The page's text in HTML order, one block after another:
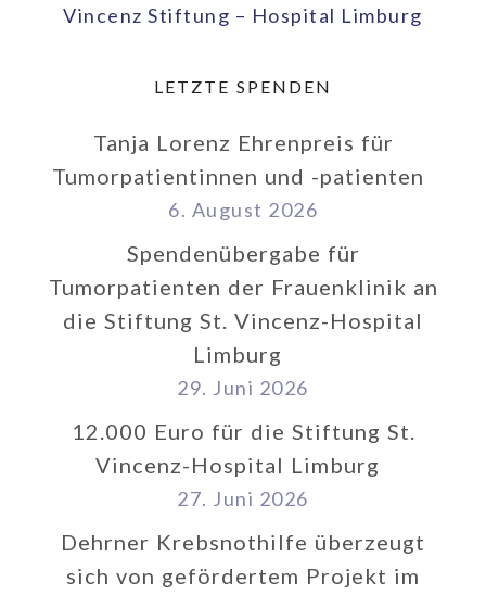
Vincenz Stiftung – Hospital Limburg
LETZTE SPENDEN
Tanja Lorenz Ehrenpreis für
Tumorpatientinnen und -patienten
6. August 2026
Spendenübergabe für
Tumorpatienten der Frauenklinik an
die Stiftung St. Vincenz-Hospital
Limburg
29. Juni 2026
12.000 Euro für die Stiftung St.
Vincenz-Hospital Limburg
27. Juni 2026
Dehrner Krebsnothilfe überzeugt
sich von gefördertem Projekt im